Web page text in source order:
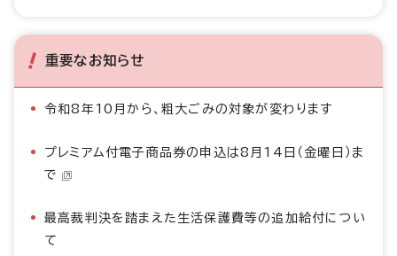
重要なお知らせ
令和8年10月から、粗大ごみの対象が変わります
プレミアム付電子商品券の申込は8月14日（金曜日）ま
で
最高裁判決を踏まえた生活保護費等の追加給付につい
て